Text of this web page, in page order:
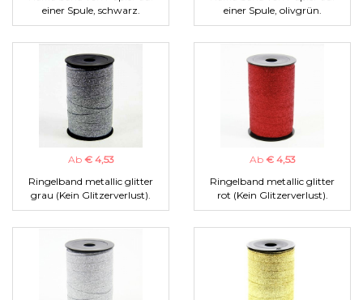
einer Spule, schwarz.
einer Spule, olivgrün.
Ab € 4,53
Ringelband metallic glitter
grau (Kein Glitzerverlust).
Ab € 4,53
Ringelband metallic glitter
rot (Kein Glitzerverlust).